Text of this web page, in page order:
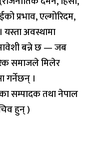
प्रभाव, एल्गोरिदम,
अवस्थामा
बन्ने छ — जब
समाजले मिलेर
गर्नेछन् ।
सम्पादक तथा नेपाल
हुन् )